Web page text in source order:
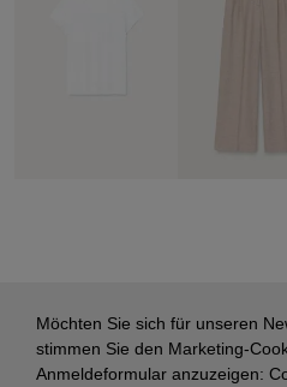
Möchten Sie sich für unseren
stimmen Sie den Marketing-
Anmeldeformular anzuzeigen: